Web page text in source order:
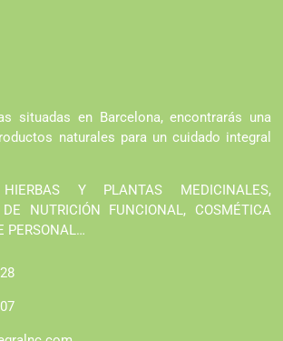
situadas en Barcelona, encontrarás una
naturales para un cuidado integral
HIERBAS Y PLANTAS MEDICINALES,
NUTRICIÓN FUNCIONAL, COSMÉTICA
PERSONAL…